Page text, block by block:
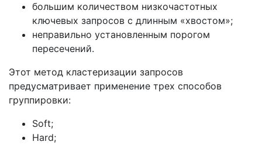
большим количеством низкочастотных
ключевых запросов с длинным «хвостом»;
неправильно установленным порогом
пересечений.
Этот метод кластеризации запросов
предусматривает применение трех способов
группировки:
Soft;
Hard;